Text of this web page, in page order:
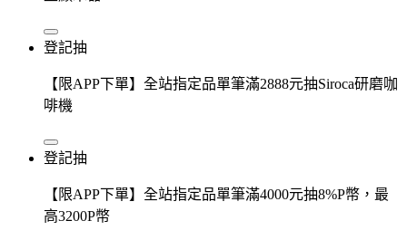
登記抽
【限APP下單】全站指定品單筆滿2888元抽Siroca研磨咖
啡機
登記抽
【限APP下單】全站指定品單筆滿4000元抽8%P幣，最
高3200P幣